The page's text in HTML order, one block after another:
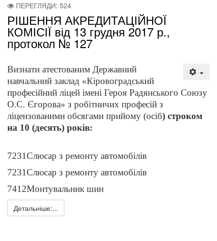
ПЕРЕГЛЯДИ: 524
РІШЕННЯ АКРЕДИТАЦІЙНОЇ
КОМІСІЇ від 13 грудня 2017 р.,
протокол № 127
Визнати атестованим Державний
навчальний заклад «Кіровоградський
професійний ліцей імені Героя Радянського Союзу
О.С. Єгорова» з робітничих професій з
ліцензованими обсягами прийому (осіб) строком
на 10 (десять) років:
7231Слюсар з ремонту автомобілів
7231
7412
Слюсар з ремонту автомобілів
Монтувальник шин
Детальніше:...